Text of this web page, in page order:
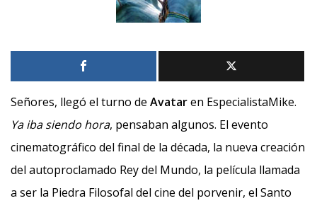
Señores, llegó el turno de Avataren EspecialistaMike.
Ya iba siendo hora, pensaban algunos. El evento
cinematográfico del final de la década, la nueva creación
del autoproclamado Rey del Mundo, la película llamada
a ser la Piedra Filosofal del cine del porvenir, el Santo